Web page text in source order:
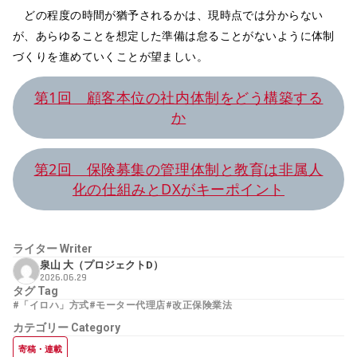
どの程度の時間が猶予されるかは、現時点では分からない
が、あらゆることを想定した準備は怠ることがないように体制
づくりを進めていくことが望ましい。
第1回 顧客本位の社内体制をどう構築する
か
第2回 保険募集の管理体制と教育は非属人
化の仕組みとDXがキーポイント
ライターWriter
泉山 大（プロジェクトD）
2026.06.29
タグTag
#「イロハ」方式#モーター代理店#改正保険業法
カテゴリー Category
寄稿・連載